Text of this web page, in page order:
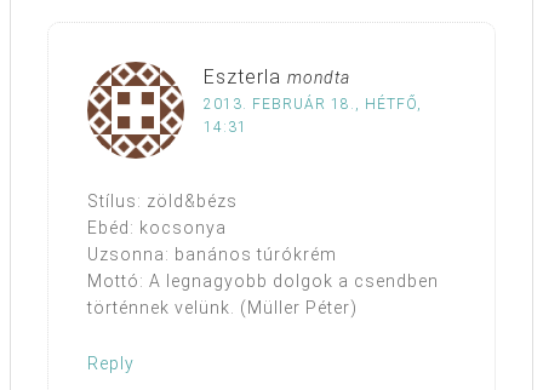
Eszterla mondta
2013. FEBRUÁR 18., HÉTFŐ,
14:31
Stílus: zöld&bézs
Ebéd: kocsonya
Uzsonna: banános túrókrém
Mottó: A legnagyobb dolgok a csendben
történnek velünk. (Müller Péter)
Reply